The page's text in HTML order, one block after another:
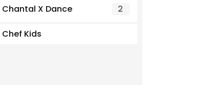
Chantal X Dance 2
Chef Kids